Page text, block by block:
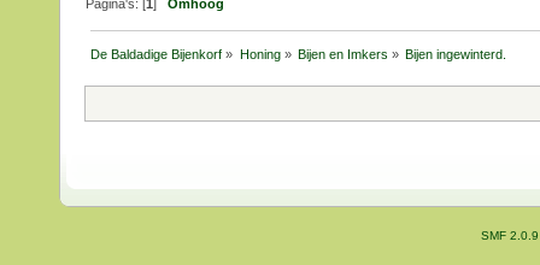
Pagina's: [1 ]Omhoog
De Baldadige Bijenkorf » Honing» Bijen en Imkers » Bijen ingewinterd.
SMF 2.0.9